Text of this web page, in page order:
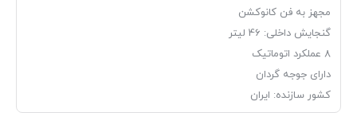
مجهز به فن کانوکشن
گنجایش داخلی: 46 لیتر
8 عملکرد اتوماتیک
دارای جوجه گردان
کشور سازنده: ایران